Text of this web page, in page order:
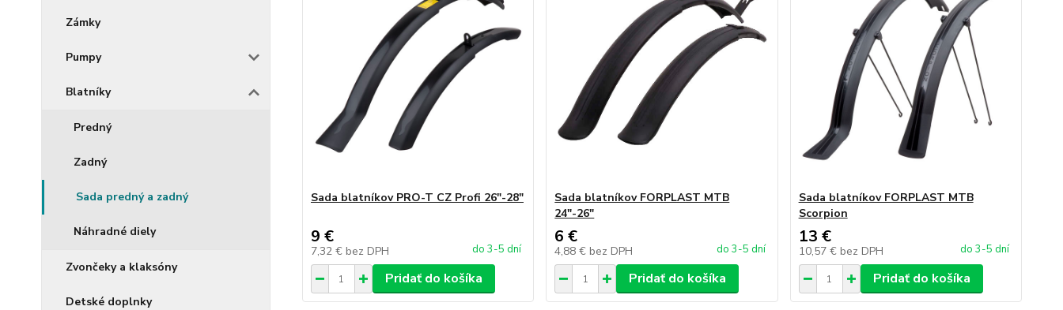
Zámky
Pumpy
Blatníky
Predný
Zadný
Sada predný a zadný
Náhradné diely
Zvončeky a klaksóny
Detské doplnky
Sada blatníkov PRO-T CZ Profi 26"-28"
9 €
7,32 € bez DPH do 3-5 dní
Pridať do košíka
Sada blatníkov FORPLAST MTB
24"-26"
6 €
4,88 € bez DPH do 3-5 dní
Pridať do košíka
Sada blatníkov FORPLAST MTB
Scorpion
13 €
10,57 € bez DPH do 3-5 dní
Pridať do košíka